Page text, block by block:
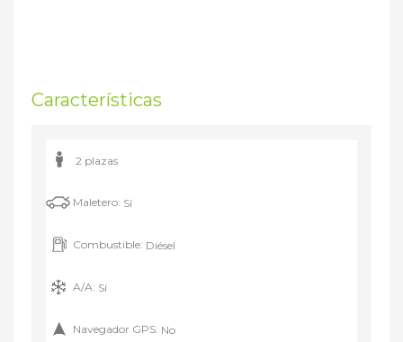
Características
2 plazas
Maletero: Sí
Combustible: Diésel
A/A: Sí
Navegador GPS: No